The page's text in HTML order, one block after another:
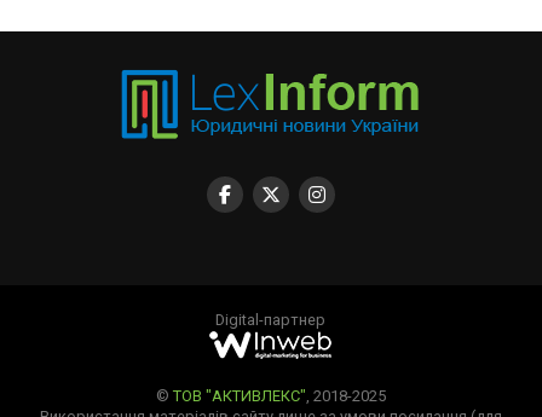
Digital-партнер
© ТОВ "АКТИВЛЕКС" , 2018-2025